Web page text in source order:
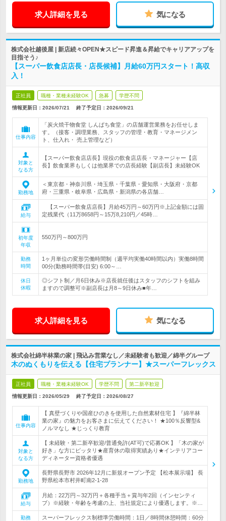
求人詳細を見る 気になる
株式会社越後屋 | 新店続々OPEN★スピード昇進＆昇給でキャリアアップを
目指そう♪
【スーパー飲食店店長・店長候補】月給60万円スタート！高収
入！
正社員 職種・業種未経験OK 急募 学歴不問
情報更新日：2026/07/21 終了予定日： 2026/09/21
仕事内容
「炭火焼干物食堂 しんぱち食堂」の店舗運営業務をお任せしま
す。（接客・調理業務、スタッフの管理・教育・マネージメン
ト、仕入れ・ 売上管理など）
対象と
なる方
【スーパー飲食店店長】現役の飲食店店長・マネージャー【店
長】飲食業界もしくは他業界での店長経験【副店長】未経験OK
勤務地
＜東京都・神奈川県・埼玉県・千葉県・愛知県・大阪府・京都
府・三重県・岐阜県・広島県・新潟県の各店舗…
給与
【スーパー飲食店店長】月給45万円～60万円※上記金額には固
定残業代（11万8658円～15万8,210円／45時…
初年度
年収
550万円～800万円
勤務
時間
1ヶ月単位の変形労働時間制（週平均実働40時間以内）実働8時間
00分(勤務時間帯(目安) 6:00～…
休日
休暇
◎シフト制／月6日休み※店長就任後はスタッフのシフトを組み
ますので調整可※副店長は月8～9日休み■年…
求人詳細を見る 気になる
株式会社綿半林業の家 | 飛込み営業なし／未経験者も歓迎／綿半グループ
木のぬくもりを伝える【住宅プランナー】★スーパーフレックス
正社員 職種・業種未経験OK 学歴不問 第二新卒歓迎
情報更新日：2026/05/29 終了予定日： 2026/08/27
仕事内容
【 真壁づくりや国産ひのきを使用した自然素材住宅 】『綿半林
業の家』の魅力をお客さまに伝えてください！ ★100％反響型&
ノルマなし ★じっくり教育
対象と
なる方
【 未経験・第二新卒歓迎/普通免許(AT可)で応募OK 】「木の家が
好き」な方にピッタリ★産育休の取得実績あり★インテリアコー
ディネーター資格者優遇
勤務地
長野県長野市 2026年12月に新規オープン予定 【松本展示場】 長
野県松本市村井町南2‐1‐28
給与
月給：22万円～32万円＋各種手当＋賞与年2回（インセンティ
ブ）※経験・年齢を考慮の上、当社規定により優遇します。※…
勤務
スーパーフレックス制標準労働時間：1日／8時間休憩時間：60分